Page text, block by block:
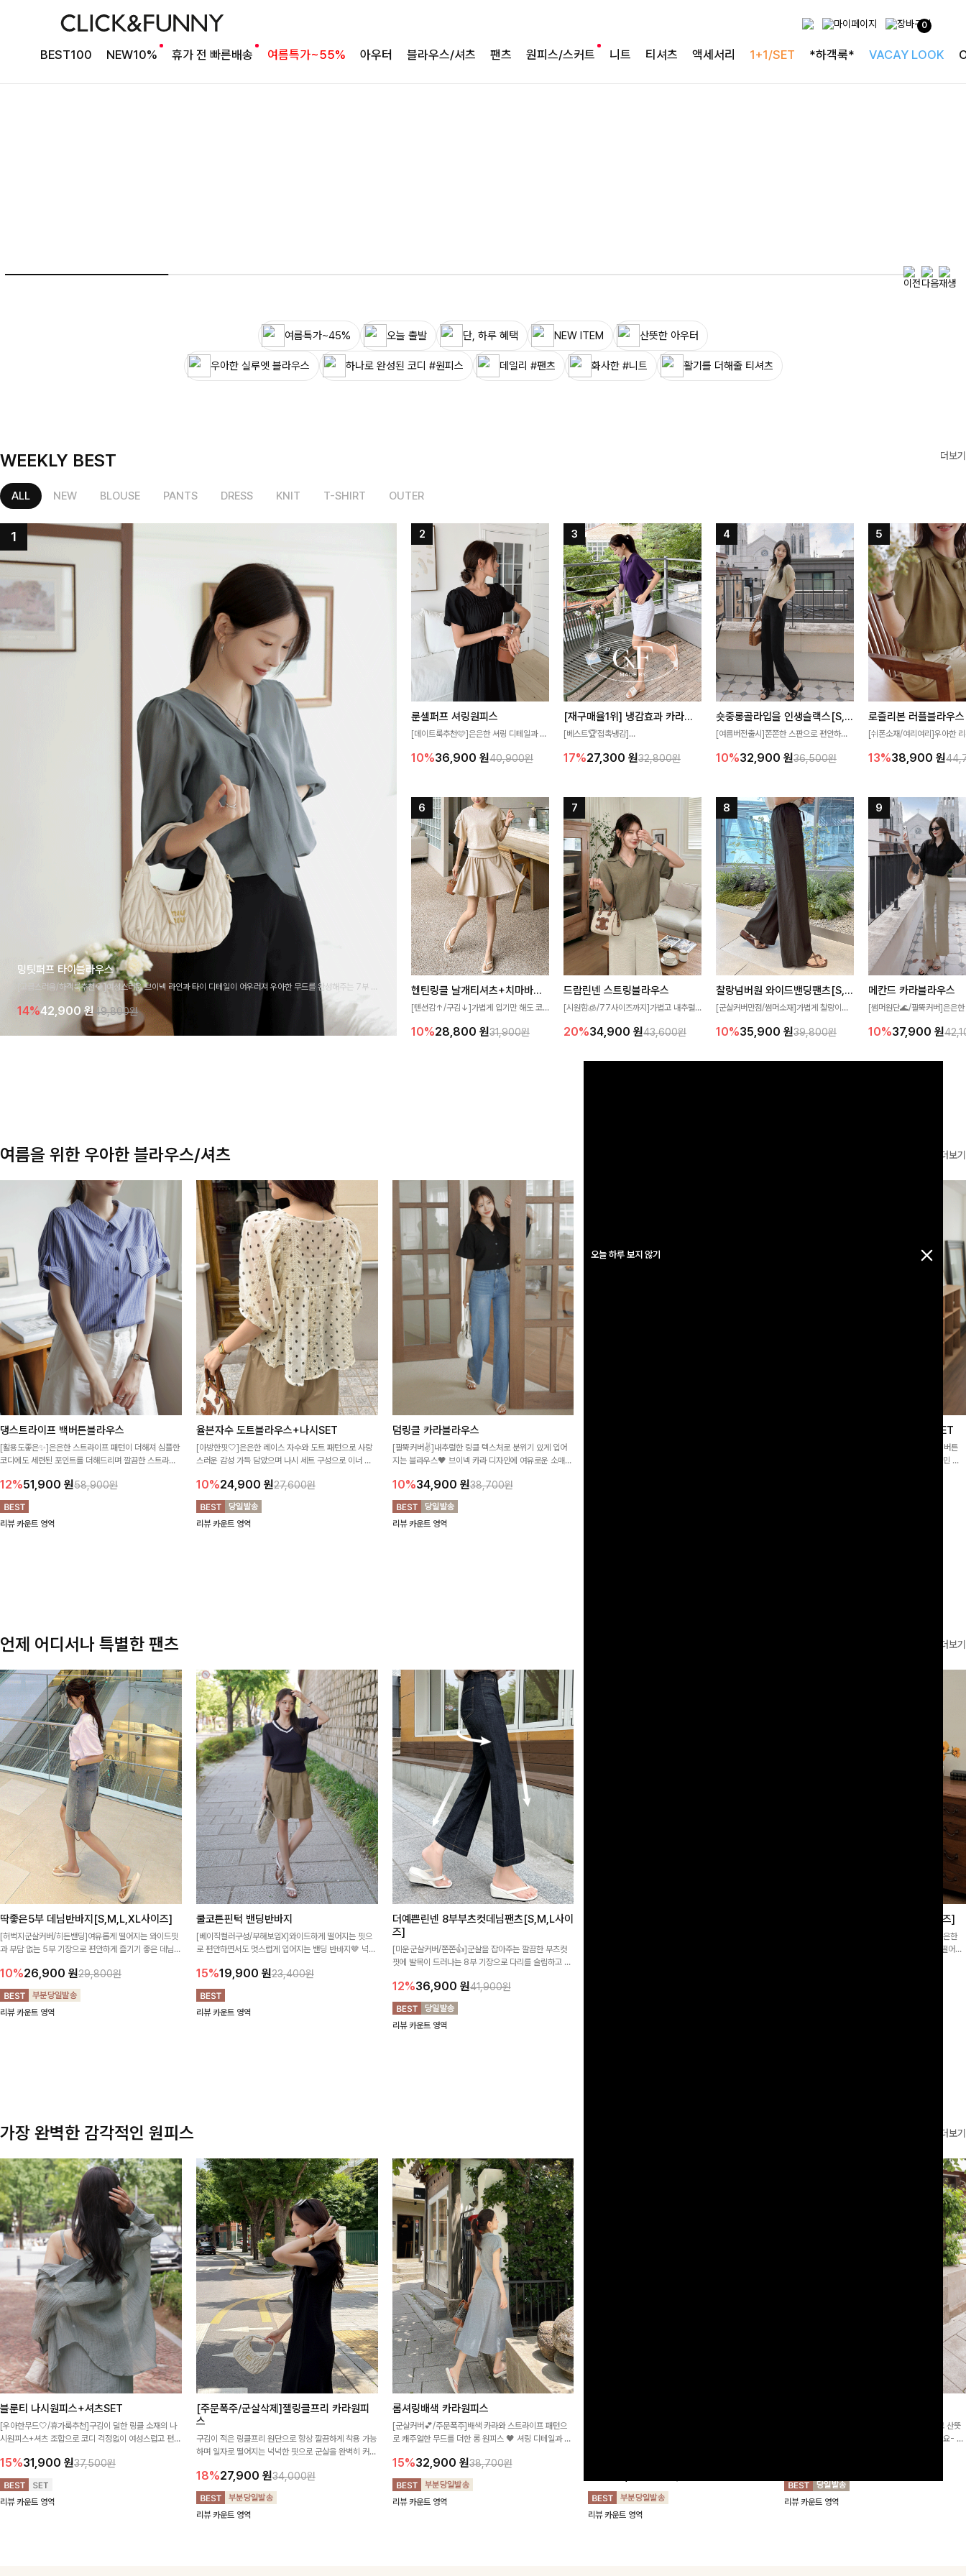
0
BEST100 NEW10% 휴가 전 빠른배송 여름특가~55% 아우터 블라우스/셔츠 팬츠 원피스/스커트 니트 티셔츠 액세서리 1+1/SET *하객룩* VACAY LOOK
오늘 하루 보지 않기
여름의 끝을 완성할
감각적인 원피스
특별한 날을 빛내는
하객룩의 정석
여름특가~45% 오늘 출발 단, 하루 혜택 NEW ITEM 산뜻한 아우터
우아한 실루엣 블라우스 하나로 완성된 코디 #원피스 데일리 #팬츠 화사한 #니트 활기를 더해줄 티셔츠
WEEKLY BEST 더보기
ALL NEW BLOUSE PANTS DRESS KNIT T-SHIRT OUTER
밍팃퍼프 타이블라우스
[고급스러움/하객룩추천💎]여성스러운 브이넥 라인과 타이 디테일이 어우러져 우아한 무드를 완성해주는 7부 블
라우스 🤍 여유로운 7부 소매로 편안하게 착용되며 데일리룩부터 출근룩, 하객룩까지 세련된 스타일링을 연출하
기 좋은 아이템이에요
14%42,900원 49,800원
룬셀퍼프 셔링원피스
[데이트룩추천🩷]은은한 셔링 디테일과 퍼
성해주는 원피스🤍 허리 스모크 밴딩이 슬
즐기기 좋아요
10%36,900 원40,900원
[재구매율1위] 냉감효과 카라니트
[베스트🏆접촉냉감]
고 가벼운 소재감으로 여름에도 시원하게
17%27,300 원32,800원
숏중롱골라입을 인생슬랙스[S,M,L,XL사이즈]
[여름버전출시]쫀쫀한 스판으로 편안하게
숏·기본·롱 기장과 와이드·부츠컷 핏까지 취
10%32,900 원36,500원
로즐리본 러플블라우스
[쉬폰소재/여리여리]우아한
분위기를 더해주는 블라우스
좋아요
13%38,900 원
헨틴링클 날개티셔츠+치마바지SET
[텐션감↑/구김↓]가볍게 입기만 해도 코
게 퍼지는 프릴 날개 소매가 우아한 포인트
10%28,800 원31,900원
드람린넨 스트링블라우스
[시원함🧊/77사이즈까지]가볍고 내추럴
없는 슬릿 카라 디자인이 얼굴선을 더욱 시
20%34,900 원43,600원
찰랑넘버원 와이드밴딩팬츠[S,M,L사이즈]
[군살커버만점/썸머소재]가볍게 찰랑이는
편안하게 착용하실 수 있는 팬츠입니다 🖤
감 있는 착용감을 더해드려요!
10%35,900 원39,800원
메칸드 카라블라우스
[썸머원단🌊/팔뚝커버]은은
세련된 무드를 연출해주는 블
은 베이직한 디자인!
10%37,900 원
여름을 위한 우아한 블라우스/셔츠 더보기
댕스트라이프 백버튼블라우스
[활용도좋은✨]은은한 스트라이프 패턴이 더해져 심플한
코디에도 세련된 포인트를 더해드리며 깔끔한 스트라이
12%51,900 원58,900원
리뷰 카운트 영역
율븐자수 도트블라우스+나시SET
[아방한핏🤍]은은한 레이스 자수와 도트 패턴으로 사랑
스러운 감성 가득 담았으며 나시 세트 구성으로 이너 걱
10%24,900 원27,600원
리뷰 카운트 영역
덤링클 카라블라우스
[팔뚝커버✌]내추럴한 링클 텍스처로 분위기 있게 입어
지는 블라우스🖤 브이넥 카라 디자인에 여유로운 소매핏
10%34,900 원38,700원
리뷰 카운트 영역
제딧레이어드 블라우스+플레어팬츠SET
[완성도높은💗]레이어드한 듯 자연스러운 나시와 버튼
원피스가 함께 구성된 세트 아이템입니다. 코디 고민 없
언제 어디서나 특별한 팬츠 더보기
딱좋은5부 데님반바지[S,M,L,XL사이즈]
[허벅지군살커버/히든밴딩]여유롭게 떨어지는 와이드핏
과 부담 없는 5부 기장으로 편안하게 즐기기 좋은 데님
디한 무드로 연출
10%26,900 원29,800원
리뷰 카운트 영역
쿨코튼핀턱 밴딩반바지
[베이직컬러구성/부해보임X]와이드하게 떨어지는 핏으
로 편안하면서도 멋스럽게 입어지는 밴딩 반바지🤎 넉넉
높게 즐겨지는 아이템!
15%19,900 원23,400원
리뷰 카운트 영역
더예쁜린넨 8부부츠컷데님팬츠[S,M,L사이
즈]
[미운군살커버/쫀쫀👍]군살을 잡아주는 깔끔한 부츠컷
핏에 발목이 드러나는 8부 기장으로 다리를 슬림하고 길
요~!
12%36,900 원41,900원
리뷰 카운트 영역
쿨링버튼 8부와이드팬츠[FREE,L사이즈]
[바스락소재💙/8부기장]사이드 버튼 디테일이 은은한
포인트가 되어주는 와이드 팬츠입니다. 여유롭게 떨어지
가장 완벽한 감각적인 원피스 더보기
블룬티 나시원피스+셔츠SET
[우아한무드🤍/휴가룩추천]구김이 덜한 링클 소재의 나
시원피스+셔츠 조합으로 코디 걱정없이 여성스럽고 편안
15%31,900 원37,500원
리뷰 카운트 영역
[주문폭주/군살삭제]젤링클프리 카라원피
스
구김이 적은 링클프리 원단으로 항상 깔끔하게 착용 가능
하며 일자로 떨어지는 넉넉한 핏으로 군살을 완벽히 커버
18%27,900 원34,000원
리뷰 카운트 영역
롬셔링배색 카라원피스
[군살커버💕/주문폭주]배색 카라와 스트라이프 패턴으
로 캐주얼한 무드를 더한 롱 원피스 🖤 셔링 디테일과 쫀
15%32,900 원38,700원
리뷰 카운트 영역
리뷰 카운트 영역
[청순무드/체형커버]꾸안꾸 무드의 정석🤍 가볍고 산뜻
한 착용감으로 여름 내내 손이 자주 가는 원피스예요- 은
리뷰 카운트 영역